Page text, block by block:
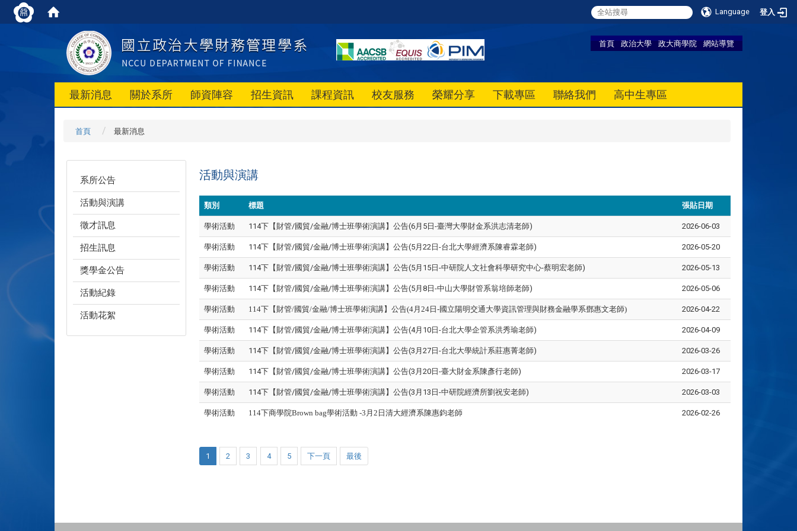
Language 登入
首頁 政治大學 政大商學院 網站導覽
最新消息 關於系所 師資陣容 招生資訊 課程資訊 校友服務 榮耀分享 下載專區 聯絡我們 高中生專區
首頁 最新消息
系所公告
活動與演講
徵才訊息
招生訊息
獎學金公告
活動紀錄
活動花絮
活動與演講
類別 標題 張貼日期
學術活動 114下【財管/國貿/金融/博士班學術演講】公告(6月5日-臺灣大學財金系洪志清老師) 2026-06-03
學術活動 114下【財管/國貿/金融/博士班學術演講】公告(5月22日-台北大學經濟系陳睿霖老師) 2026-05-20
學術活動 114下【財管/國貿/金融/博士班學術演講】公告(5月15日-中研院人文社會科學研究中心-蔡明宏老師) 2026-05-13
學術活動 114下【財管/國貿/金融/博士班學術演講】公告(5月8日-中山大學財管系翁培師老師) 2026-05-06
學術活動 114下【財管/國貿/金融/博士班學術演講】公告(4月24日-國立陽明交通大學資訊管理與財務金融學系鄧惠文老師) 2026-04-22
學術活動 114下【財管/國貿/金融/博士班學術演講】公告(4月10日-台北大學企管系洪秀瑜老師) 2026-04-09
學術活動 114下【財管/國貿/金融/博士班學術演講】公告(3月27日-台北大學統計系莊惠菁老師) 2026-03-26
學術活動 114下【財管/國貿/金融/博士班學術演講】公告(3月20日-臺大財金系陳彥行老師) 2026-03-17
學術活動 114下【財管/國貿/金融/博士班學術演講】公告(3月13日-中研院經濟所劉祝安老師) 2026-03-03
學術活動 114下商學院Brown bag學術活動 -3月2日清大經濟系陳惠鈞老師 2026-02-26
1 2 3 4 5 下一頁 最後